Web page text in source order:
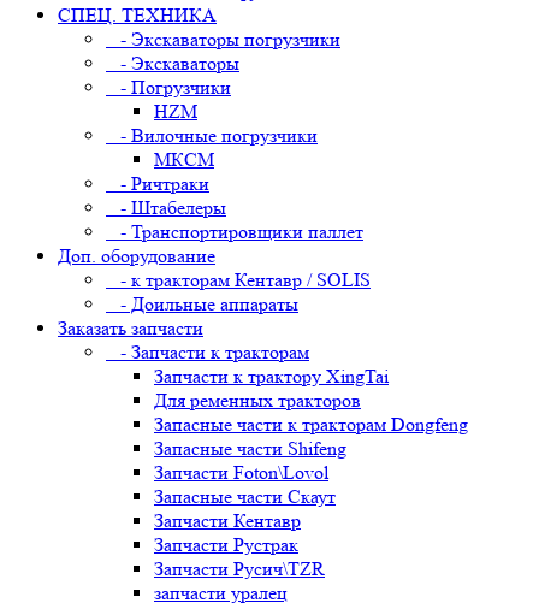
СПЕЦ. ТЕХНИКА
- Экскаваторы погрузчики
- Экскаваторы
- Погрузчики
HZM
- Вилочные погрузчики
МКСМ
- Ричтраки
- Штабелеры
- Транспортировщики паллет
Доп. оборудование
- к тракторам Кентавр / SOLIS
- Доильные аппараты
Заказать запчасти
- Запчасти к тракторам
Запчасти к трактору XingTai
Для ременных тракторов
Запасные части к тракторам Dongfeng
Запасные части Shifeng
Запчасти Foton\Lovol
Запасные части Скаут
Запчасти Кентавр
Запчасти Рустрак
Запчасти Русич\TZR
запчасти уралец